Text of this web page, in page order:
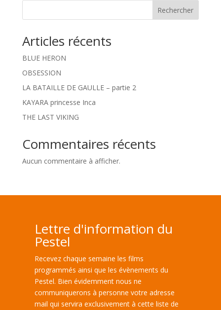
Rechercher
Articles récents
BLUE HERON
OBSESSION
LA BATAILLE DE GAULLE – partie 2
KAYARA princesse Inca
THE LAST VIKING
Commentaires récents
Aucun commentaire à afficher.
Lettre d'information du
Pestel
Recevez chaque semaine les films
programmés ainsi que les évènements du
Pestel. Bien évidemment nous ne
communiquerons à personne votre adresse
mail qui servira exclusivement à cette liste de